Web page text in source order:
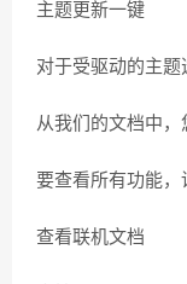
主题更新一键
对于受驱动的主题
从我们的文档中，
要查看所有功能，
查看联机文档